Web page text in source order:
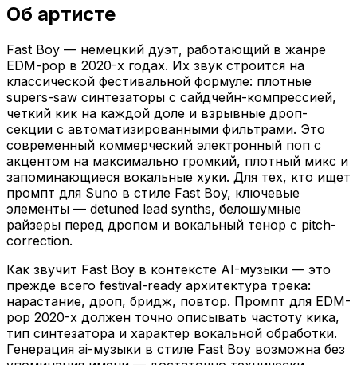
Об артисте
Fast Boy — немецкий дуэт, работающий в жанре
EDM-pop в 2020-х годах. Их звук строится на
классической фестивальной формуле: плотные
supers-saw синтезаторы с сайдчейн-компрессией,
четкий кик на каждой доле и взрывные дроп-
секции с автоматизированными фильтрами. Это
современный коммерческий электронный поп с
акцентом на максимально громкий, плотный микс и
запоминающиеся вокальные хуки. Для тех, кто ищет
промпт для Suno в стиле Fast Boy, ключевые
элементы — detuned lead synths, белошумные
райзеры перед дропом и вокальный тенор с pitch-
correction.
Как звучит Fast Boy в контексте AI-музыки — это
прежде всего festival-ready архитектура трека:
нарастание, дроп, бридж, повтор. Промпт для EDM-
pop 2020-х должен точно описывать частоту кика,
тип синтезатора и характер вокальной обработки.
Генерация ai-музыки в стиле Fast Boy возможна без